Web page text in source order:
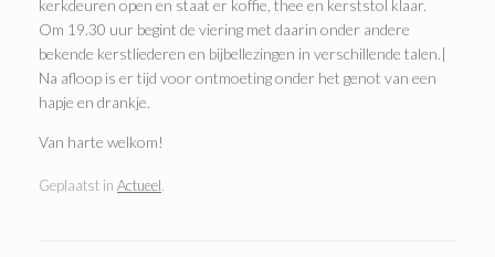
kerkdeuren open en staat er koffie, thee en kerststol klaar.
Om 19.30 uur begint de viering met daarin onder andere
bekende kerstliederen en bijbellezingen in verschillende talen.|
Na afloop is er tijd voor ontmoeting onder het genot van een
hapje en drankje.
Van harte welkom!
Geplaatst in Actueel